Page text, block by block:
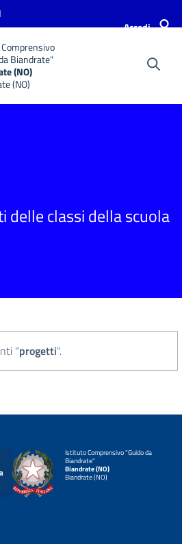
Accedi
Biandrate"
(NO)
(NO)
delle classi della scuola
"progetti".
Istituto Comprensivo "Guido da
Biandrate"
Biandrate (NO)
Biandrate (NO)